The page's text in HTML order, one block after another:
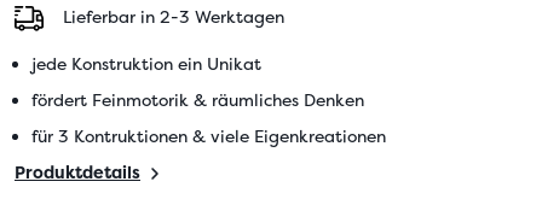
Lieferbar in 2-3 Werktagen
jede Konstruktion ein Unikat
fördert Feinmotorik & räumliches Denken
für 3 Kontruktionen & viele Eigenkreationen
Produktdetails